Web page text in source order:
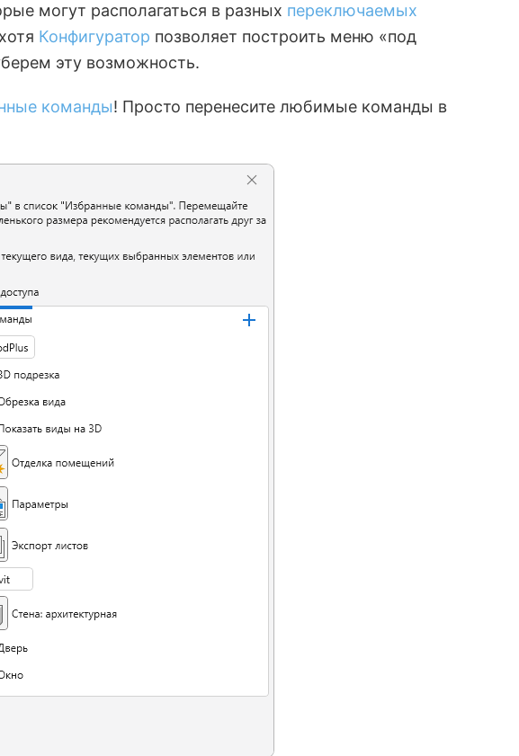
могут располагаться в разных переключаемых
Конфигуратор позволяет построить меню «под
эту возможность.
команды! Просто перенесите любимые команды в